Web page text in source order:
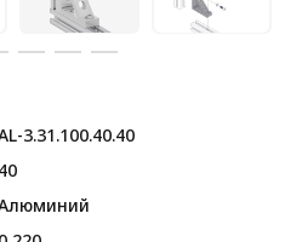
3.31.100.40.40
40